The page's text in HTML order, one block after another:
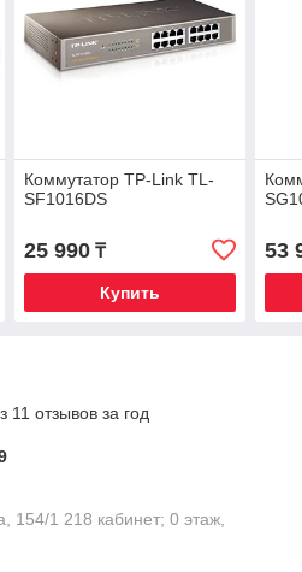
Коммутатор TP-Link TL-
SF1016DS
25 990₸
Купить
53
11 отзывов за год
154/1​ 218 кабинет; 0 этаж,